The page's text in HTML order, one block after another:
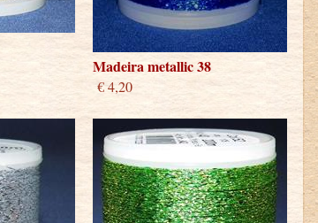
Madeira metallic 38
€ 4,20